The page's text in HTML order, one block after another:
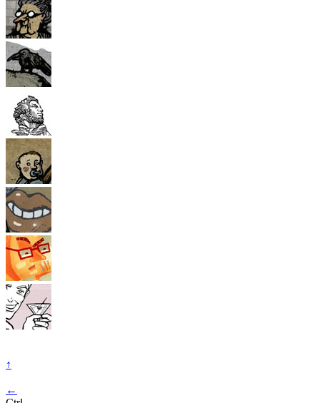
↑
←